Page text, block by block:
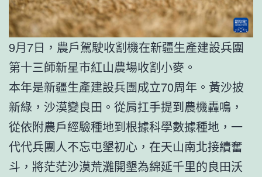
9月7日，農戶駕駛收割機在新疆生產建設兵團
第十三師新星市紅山農場收割小麥。
本年是新疆生產建設兵團成立70周年。黃沙披
新綠，沙漠變良田。從肩扛手提到農機轟鳴，
從依附農戶經驗種地到根據科學數據種地，一
代代兵團人不忘屯墾初心，在天山南北接續奮
斗，將茫茫沙漠荒灘開墾為綿延千里的良田沃